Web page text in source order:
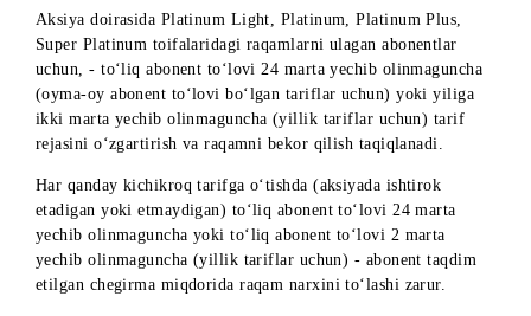
Aksiya doirasida Gold, Super Gold toifalaridagi raqamlarni
oylik abonent to‘lovi bo‘lgan tarif rejasiga ulagan abonentlar
uchun, - to‘liq abonent to‘lovi 12 marta yechib
Har qanday kichikroq tarifga o‘tishda (aksiyada ishtirok
etadigan yoki etmaydigan) to‘liq abonent to‘lovi 12 marta
yechib olinmaguncha (har oylik abonent to‘lovidagi tariflar
uchun), - abonent taqdim etilgan chegirma miqdorida raqam